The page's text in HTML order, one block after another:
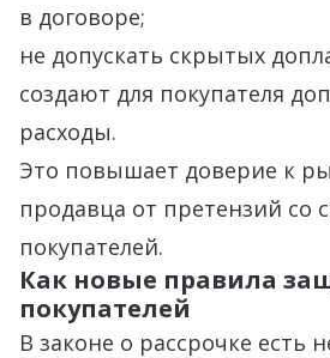
в договоре;
не допускать скрытых
создают для покупателя
расходы.
Это повышает доверие к
продавца от претензий со
покупателей.
Как новые правила
покупателей
В законе о рассрочке есть